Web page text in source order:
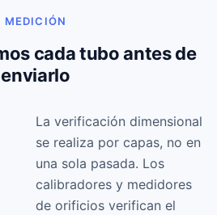
MEDICIÓN
cada tubo antes de
enviarlo
La verificación dimensional
se realiza por capas, no en
una sola pasada. Los
calibradores y medidores
de orificios verifican el